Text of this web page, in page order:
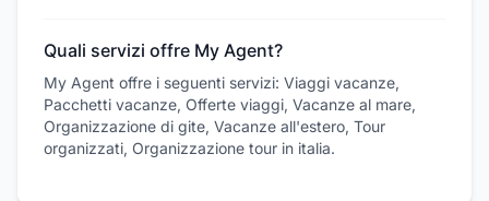
Quali servizi offre My Agent?
My Agent offre i seguenti servizi: Viaggi vacanze,
Pacchetti vacanze, Offerte viaggi, Vacanze al mare,
Organizzazione di gite, Vacanze all'estero, Tour
organizzati, Organizzazione tour in italia.